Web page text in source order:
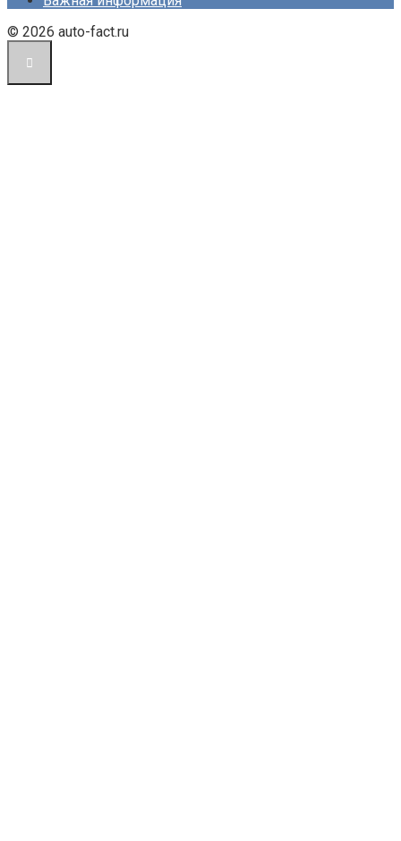
© 2026 auto-fact.ru